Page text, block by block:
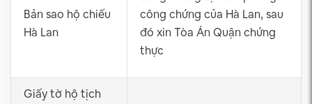
Bản sao hộ chiếu
Hà Lan
công chứng của Hà Lan, sau
đó xin Tòa Án Quận chứng
thực
Giấy tờ hộ tịch